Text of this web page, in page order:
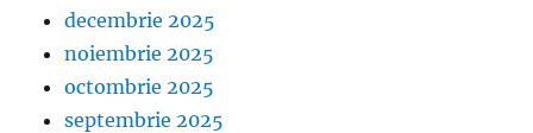
decembrie 2025
noiembrie 2025
octombrie 2025
septembrie 2025